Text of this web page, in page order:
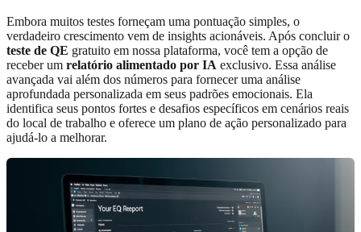
Embora muitos testes forneçam uma pontuação simples, o
verdadeiro crescimento vem de insights acionáveis. Após concluir o
teste de QE gratuito em nossa plataforma, você tem a opção de
receber um relatório alimentado por IA exclusivo. Essa análise
avançada vai além dos números para fornecer uma análise
aprofundada personalizada em seus padrões emocionais. Ela
identifica seus pontos fortes e desafios específicos em cenários reais
do local de trabalho e oferece um plano de ação personalizado para
ajudá-lo a melhorar.